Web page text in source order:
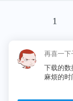
1
再喜一下
下载的数
麻烦的时